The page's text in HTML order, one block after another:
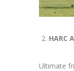
HARC
Ultimate